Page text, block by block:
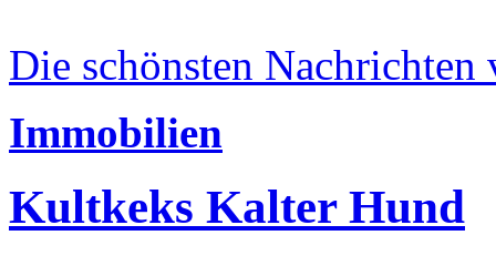
Die schönsten Nachrichten
Immobilien
Kultkeks Kalter Hund